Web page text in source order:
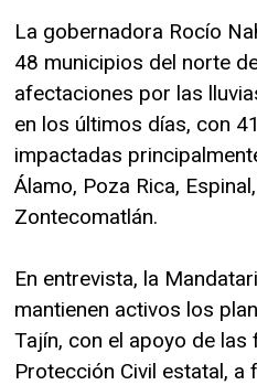
La gobernadora Rocío
48 municipios del norte
afectaciones por las
en los últimos días, con
impactadas
Álamo, Poza Rica,
Zontecomatlán.
En entrevista, la
mantienen activos los
Tajín, con el apoyo de
Protección Civil estatal, a